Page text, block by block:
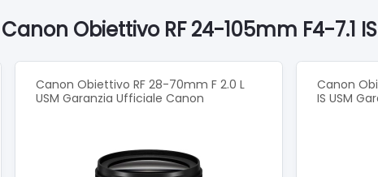
Obiettivo RF 24-105mm F4-7.1
Canon Obiettivo RF 28-70mm F 2.0 L
USM Garanzia Ufficiale Canon
Canon
IS USM